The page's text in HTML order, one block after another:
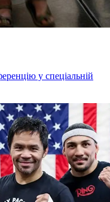
у спеціальній